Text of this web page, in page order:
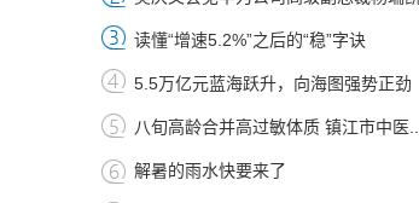
读懂“增速5.2%”之后的“稳”字诀
5.5万亿元蓝海跃升，向海图强势正劲
八旬高龄合并高过敏体质 镇江市中医...
解暑的雨水快要来了